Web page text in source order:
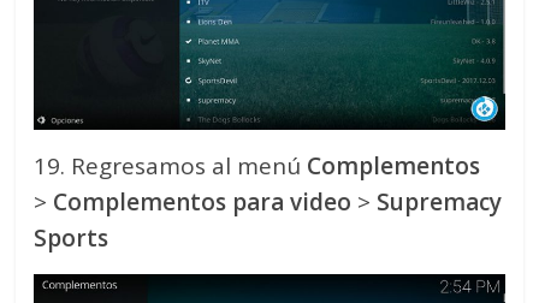
19. Regresamos al menú Complementos
> Complementos para video > Supremacy
Sports